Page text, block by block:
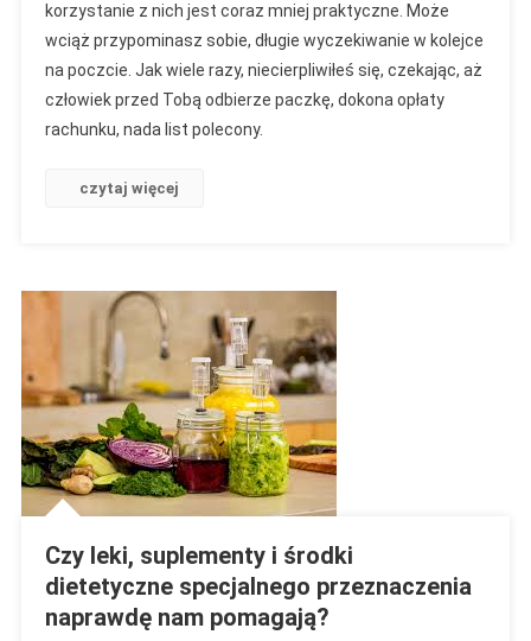
korzystanie z nich jest coraz mniej praktyczne. Może
wciąż przypominasz sobie, długie wyczekiwanie w kolejce
na poczcie. Jak wiele razy, niecierpliwiłeś się, czekając, aż
człowiek przed Tobą odbierze paczkę, dokona opłaty
rachunku, nada list polecony.
czytaj więcej
Czy leki, suplementy i środki
dietetyczne specjalnego przeznaczenia
naprawdę nam pomagają?